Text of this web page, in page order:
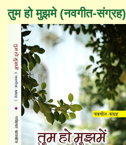
तुम हो मुझमे (नवगीत-संग्रह)